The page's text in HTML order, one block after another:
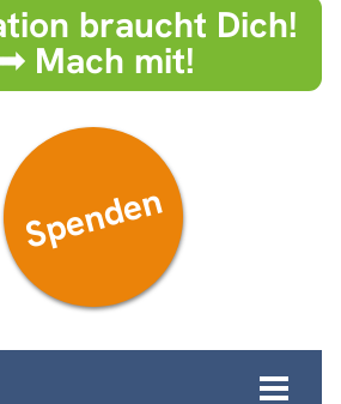
braucht Dich!
Mach mit!
Spenden